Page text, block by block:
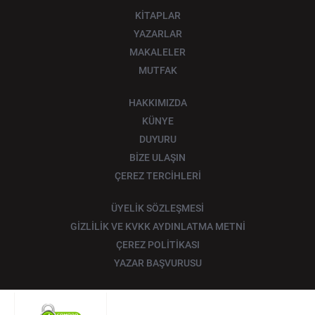
KİTAPLAR
YAZARLAR
MAKALELER
MUTFAK
HAKKIMIZDA
KÜNYE
DUYURU
BİZE ULAŞIN
ÇEREZ TERCİHLERİ
ÜYELİK SÖZLEŞMESİ
GİZLİLİK VE KVKK AYDINLATMA METNİ
ÇEREZ POLİTİKASI
YAZAR BAŞVURUSU